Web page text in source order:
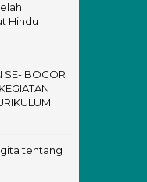
Hindu
SE- BOGOR
tentang